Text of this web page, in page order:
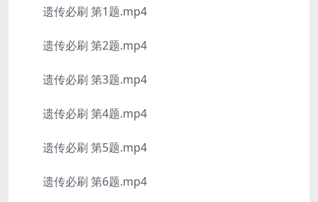
遗传必刷 第1题.mp4
遗传必刷 第2题.mp4
遗传必刷 第3题.mp4
遗传必刷 第4题.mp4
遗传必刷 第5题.mp4
遗传必刷 第6题.mp4